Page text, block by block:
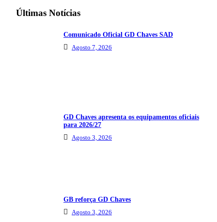
Últimas Notícias
Comunicado Oficial GD Chaves SAD
Agosto 7, 2026
GD Chaves apresenta os equipamentos oficiais
para 2026/27
Agosto 3, 2026
GB reforça GD Chaves
Agosto 3, 2026